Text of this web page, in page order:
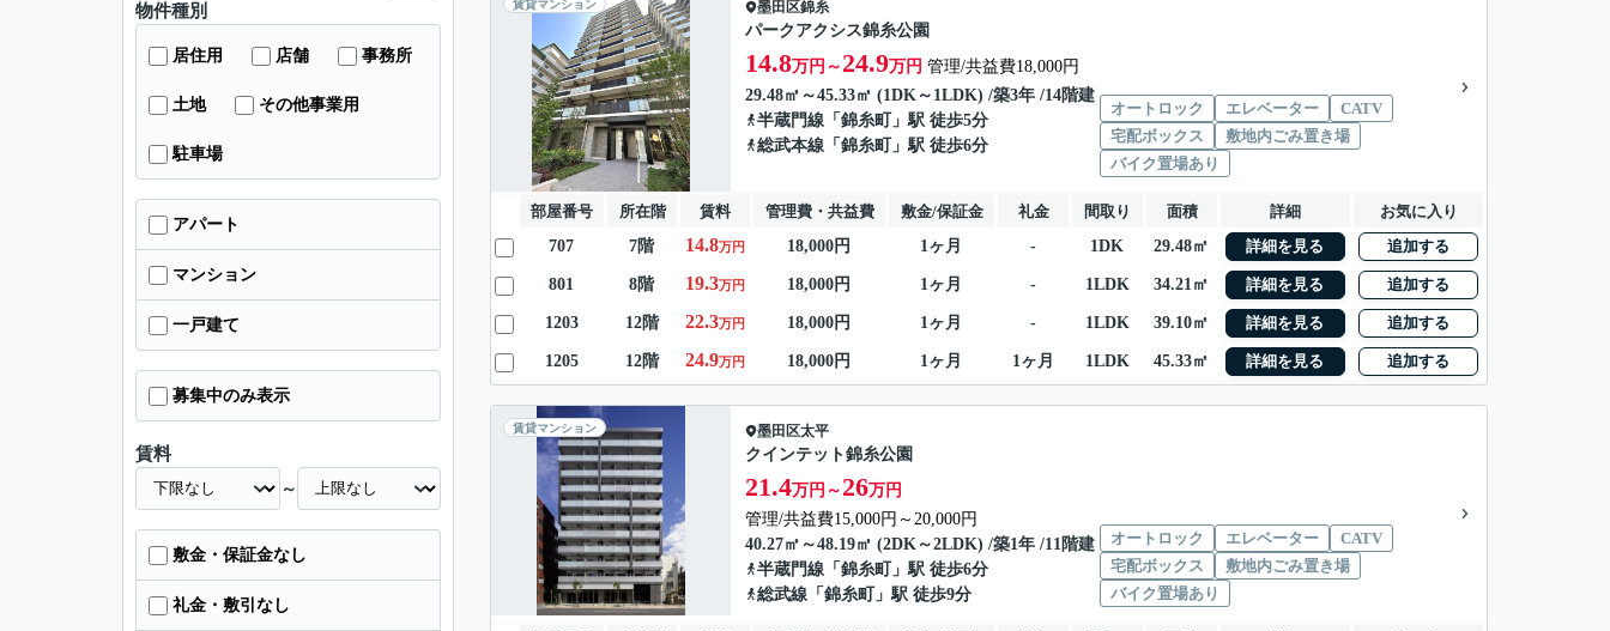
賃貸マンション 墨田区錦糸
パークアクシス錦糸公園
14.8万円～ 24.9万円 管理/共益費18,000円
29.48㎡～45.33㎡ (1DK～1LDK) /築3年 /14階建
半蔵門線 「 錦糸町
」駅 徒歩5分
総武本線 「 錦糸町 」駅 徒歩6分
オートロック エレベーター
CATV
宅配ボックス
敷地内ごみ置き場
バイク置場あり
部屋番号 所在階 賃料 管理費・共益費 敷金/保証金 礼金 間取り 面積 詳細
お気に入り
707
7階 14.8万円 18,000円 1ヶ月 - 1DK 29.48㎡ 詳細を見る 追加する
801 8階 19.3万円 18,000円 1ヶ月 - 1LDK 34.21㎡ 詳細を見る 追加する
1203 12階 22.3万円 18,000円 1ヶ月 - 1LDK 39.10㎡ 詳細を見る 追加する
1205 12階 24.9万円 18,000円 1ヶ月 1ヶ月 1LDK 45.33㎡ 詳細を見る 追加する
賃貸マンション 墨田区太平
クインテット錦糸公園
21.4万円～ 26万円
管理/共益費15,000円～20,000円
40.27㎡～48.19㎡ (2DK～2LDK) /築1年 /11階建
半蔵門線 「 錦糸町
」駅 徒歩6分
総武線 「 錦糸町 」駅 徒歩9分
オートロック エレベーター
CATV
宅配ボックス
敷地内ごみ置き場
バイク置場あり
物件種別
居住用 店舗 事務所
土地 その他事業用
駐車場
アパート
マンション
一戸建て
募集中のみ表示
賃料
～
敷金・保証金なし
礼金・敷引なし